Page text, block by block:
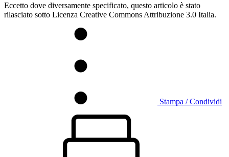
Eccetto dove diversamente specificato, questo articolo è stato
rilasciato sotto Licenza Creative Commons Attribuzione 3.0 Italia.
Stampa / Condividi